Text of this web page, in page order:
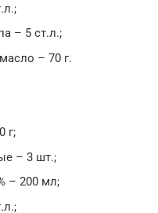
– 5 ст.л.;
– 70 г.
г;
– 3 шт.;
– 200 мл;